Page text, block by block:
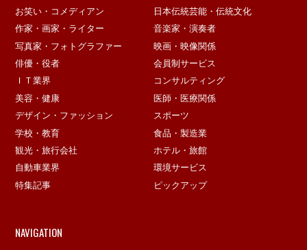
お笑い・コメディアン
日本伝統芸能・伝統文化
作家・画家・ライター
音楽家・演奏者
写真家・フォトグラファー
映画・映像関係
俳優・役者
会員制サービス
ＩＴ業界
コンサルティング
美容・健康
医師・医療関係
デザイン・ファッション
スポーツ
学校・教育
食品・製造業
観光・旅行会社
ホテル・旅館
自動車業界
環境サービス
特集記事
ピックアップ
NAVIGATION